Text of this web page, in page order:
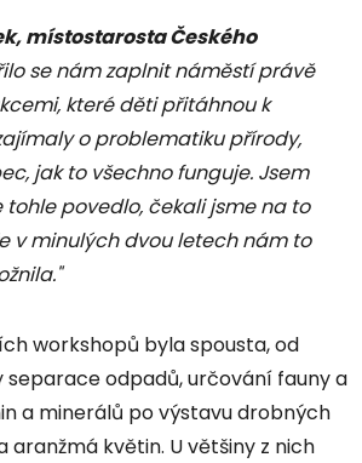
místostarosta Českého
se nám zaplnit náměstí právě
které děti přitáhnou k
o problematiku přírody,
jak to všechno funguje. Jsem
tohle povedlo, čekali jsme na to
v minulých dvou letech nám to
workshopů byla spousta, od
odpadů, určování fauny a
a minerálů po výstavu drobných
květin. U většiny z nich